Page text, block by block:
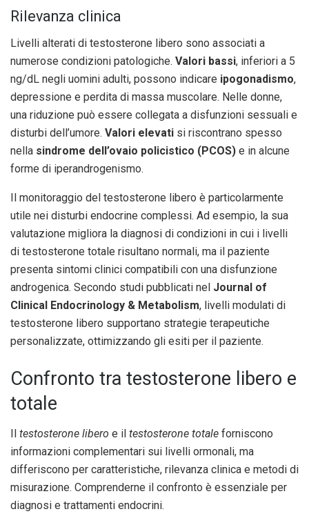
Rilevanza clinica
Livelli alterati di testosterone libero sono associati a
numerose condizioni patologiche. Valori bassi, inferiori a 5
ng/dL negli uomini adulti, possono indicare ipogonadismo,
depressione e perdita di massa muscolare. Nelle donne,
una riduzione può essere collegata a disfunzioni sessuali e
disturbi dell’umore. Valori elevati si riscontrano spesso
nella sindrome dell’ovaio policistico (PCOS) e in alcune
forme di iperandrogenismo.
Il monitoraggio del testosterone libero è particolarmente
utile nei disturbi endocrine complessi. Ad esempio, la sua
valutazione migliora la diagnosi di condizioni in cui i livelli
di testosterone totale risultano normali, ma il paziente
presenta sintomi clinici compatibili con una disfunzione
androgenica. Secondo studi pubblicati nel Journal of
Clinical Endocrinology & Metabolism, livelli modulati di
testosterone libero supportano strategie terapeutiche
personalizzate, ottimizzando gli esiti per il paziente.
Confronto tra testosterone libero e
totale
testosterone libero e il testosterone totale forniscono
informazioni complementari sui livelli ormonali, ma
differiscono per caratteristiche, rilevanza clinica e metodi di
misurazione. Comprenderne il confronto è essenziale per
diagnosi e trattamenti endocrini.